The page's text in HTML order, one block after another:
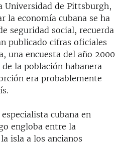
Universidad de Pittsburgh,
la economía cubana se ha
seguridad social, recuerda
publicado cifras oficiales
una encuesta del año 2000
la población habanera
era probablemente
cubana en
engloba entre la
isla a los ancianos